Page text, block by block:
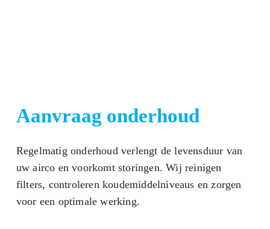
Aanvraag onderhoud
Regelmatig onderhoud verlengt de levensduur van
uw airco en voorkomt storingen. Wij reinigen
filters, controleren koudemiddelniveaus en zorgen
voor een optimale werking.